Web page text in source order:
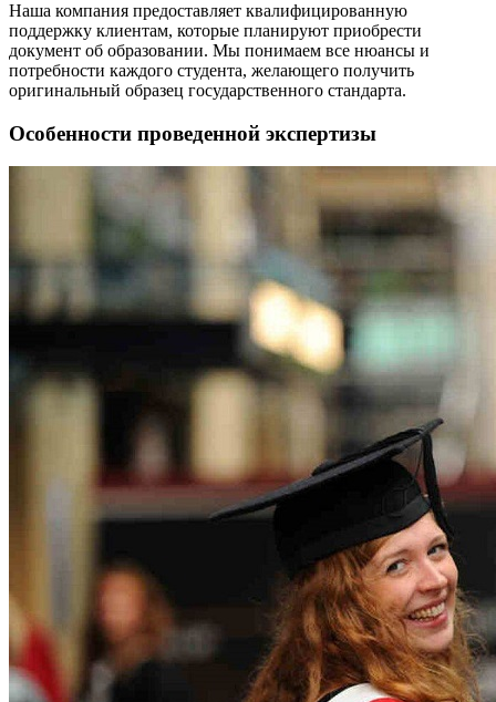
Наша компания предоставляет квалифицированную
поддержку клиентам, которые планируют приобрести
документ об образовании. Мы понимаем все нюансы и
потребности каждого студента, желающего получить
оригинальный образец государственного стандарта.
Особенности проведенной экспертизы